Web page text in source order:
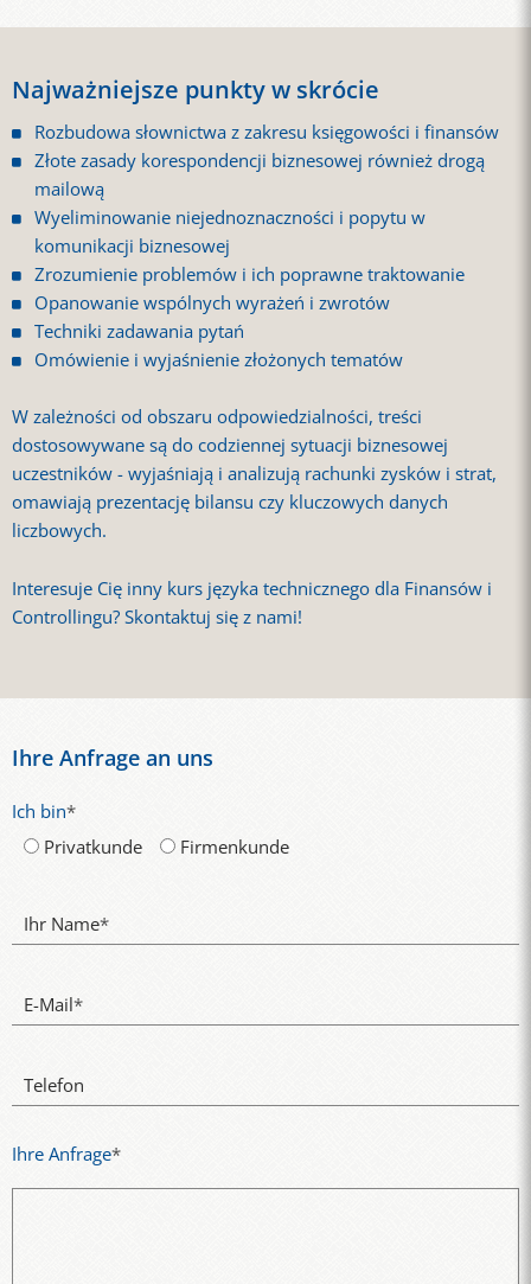
Najważniejsze punkty w skrócie
Rozbudowa słownictwa z zakresu księgowości i finansów
Złote zasady korespondencji biznesowej również drogą
mailową
Wyeliminowanie niejednoznaczności i popytu w
komunikacji biznesowej
Zrozumienie problemów i ich poprawne traktowanie
Opanowanie wspólnych wyrażeń i zwrotów
Techniki zadawania pytań
Omówienie i wyjaśnienie złożonych tematów
W zależności od obszaru odpowiedzialności, treści
dostosowywane są do codziennej sytuacji biznesowej
uczestników - wyjaśniają i analizują rachunki zysków i strat,
omawiają prezentację bilansu czy kluczowych danych
liczbowych.
Interesuje Cię inny kurs języka technicznego dla Finansów i
Controllingu? Skontaktuj się z nami!
Ihre Anfrage an uns
Ich bin*
Privatkunde
Firmenkunde
Ihr Name*
E-Mail*
Telefon
Ihre Anfrage*